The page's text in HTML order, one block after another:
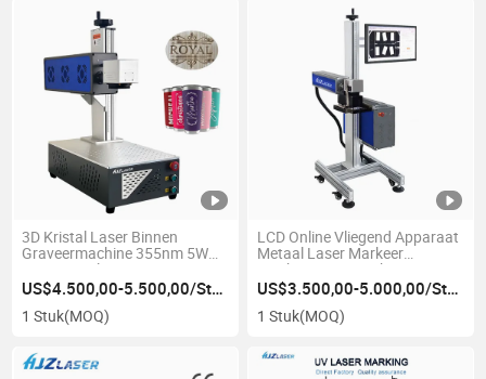
3D Kristal Laser Binnen
Graveermachine 355nm 5W
UV Laser Glas
Graveermachine
US$4.500,00-5.500,00/Stuk
1 Stuk(MOQ)
LCD Online Vliegend Apparaat
Metaal Laser Markeer
Machine Printmachine voor
Kabels Draden met
Transportband
US$3.500,00-5.000,00/Stuk
1 Stuk(MOQ)